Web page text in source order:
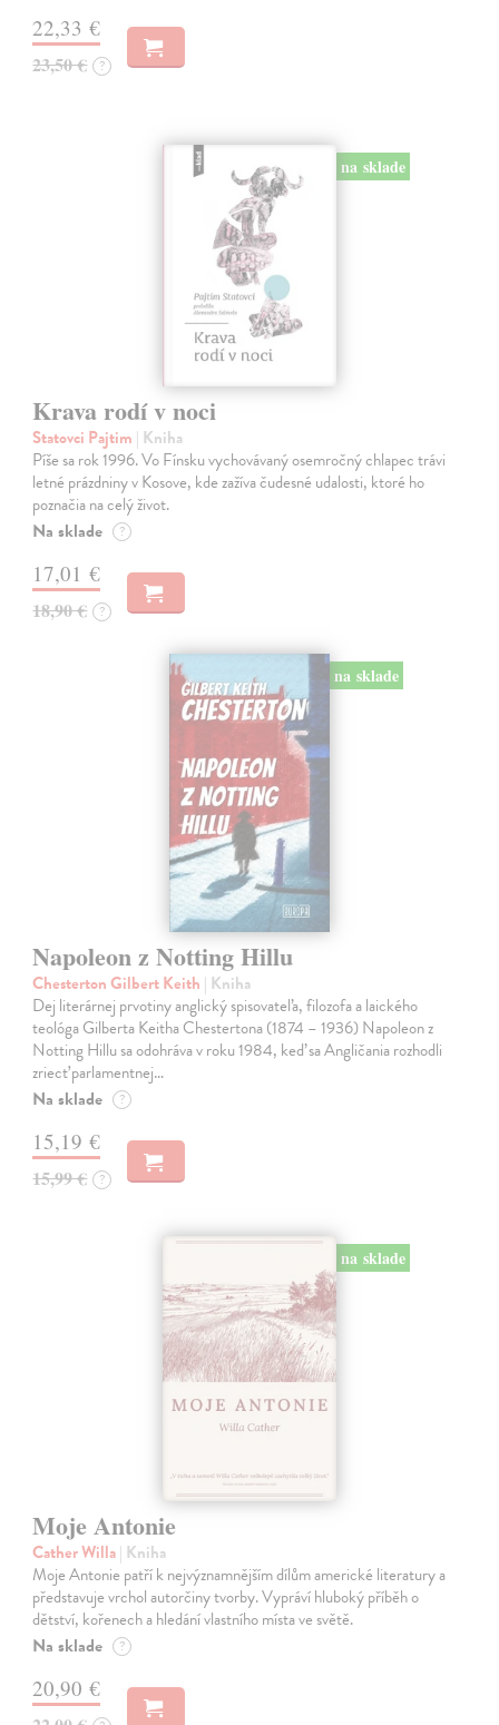
22,33 €
23,50 € ?
na sklade
Krava rodí v noci
Statovci Pajtim | Kniha
Píše sa rok 1996. Vo Fínsku vychovávaný osemročný chlapec trávi
letné prázdniny v Kosove, kde zažíva čudesné udalosti, ktoré ho
poznačia na celý život.
Na sklade ?
17,01 €
18,90 € ?
na sklade
Napoleon z Notting Hillu
Chesterton Gilbert Keith | Kniha
Dej literárnej prvotiny anglický spisovateľa, filozofa a laického
teológa Gilberta Keitha Chestertona (1874 – 1936) Napoleon z
Notting Hillu sa odohráva v roku 1984, keď sa Angličania rozhodli
zriecť parlamentnej…
Na sklade ?
15,19 €
15,99 € ?
na sklade
Moje Antonie
Cather Willa| Kniha
Moje Antonie patří k nejvýznamnějším dílům americké literatury a
představuje vrchol autorčiny tvorby. Vypráví hluboký příběh o
dětství, kořenech a hledání vlastního místa ve světě.
Na sklade ?
20,90 €